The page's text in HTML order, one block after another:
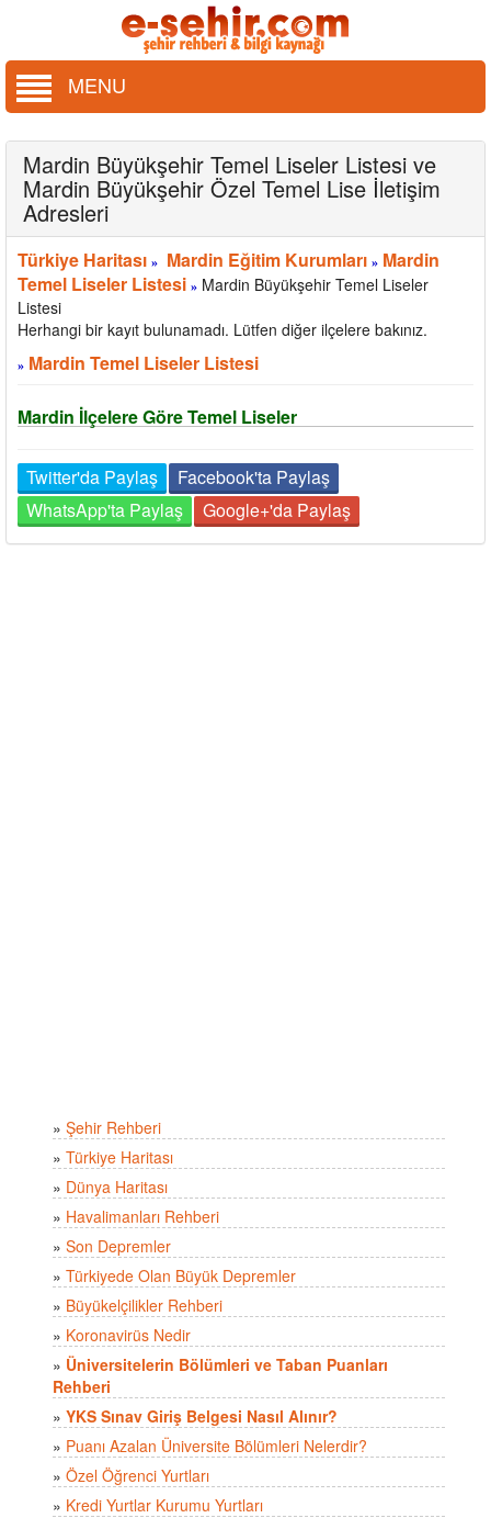
MENU
Mardin Büyükşehir Temel Liseler Listesi ve
Mardin Büyükşehir Özel Temel Lise İletişim
Adresleri
Türkiye Haritası » Mardin Eğitim Kurumları » Mardin
Temel Liseler Listesi » Mardin Büyükşehir Temel Liseler
Listesi
Herhangi bir kayıt bulunamadı. Lütfen diğer ilçelere bakınız.
» Mardin Temel Liseler Listesi
Mardin İlçelere Göre Temel Liseler
Twitter'da Paylaş
Facebook'ta Paylaş
WhatsApp'ta Paylaş
Google+'da Paylaş
» Şehir Rehberi
» Türkiye Haritası
» Dünya Haritası
» Havalimanları Rehberi
» Son Depremler
» Türkiyede Olan Büyük Depremler
» Büyükelçilikler Rehberi
» Koronavirüs Nedir
» Üniversitelerin Bölümleri ve Taban Puanları
Rehberi
» YKS Sınav Giriş Belgesi Nasıl Alınır?
» Puanı Azalan Üniversite Bölümleri Nelerdir?
» Özel Öğrenci Yurtları
» Kredi Yurtlar Kurumu Yurtları